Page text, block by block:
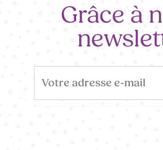
Grâce à